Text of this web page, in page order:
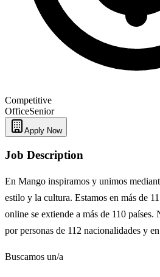
Competitive
OfficeSenior
Apply Now
Job Description
En Mango inspiramos y unimos
estilo y la cultura. Estamos en más de
online se extiende a más de 110 países.
por personas de 112 nacionalidades y
Buscamos un/a